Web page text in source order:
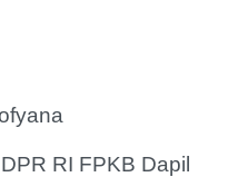
RI FPKB Dapil